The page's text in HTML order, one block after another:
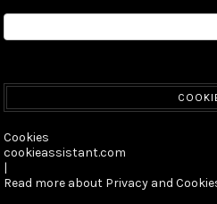
Cookies
cookieassistant.com
|
Read more about Privacy and